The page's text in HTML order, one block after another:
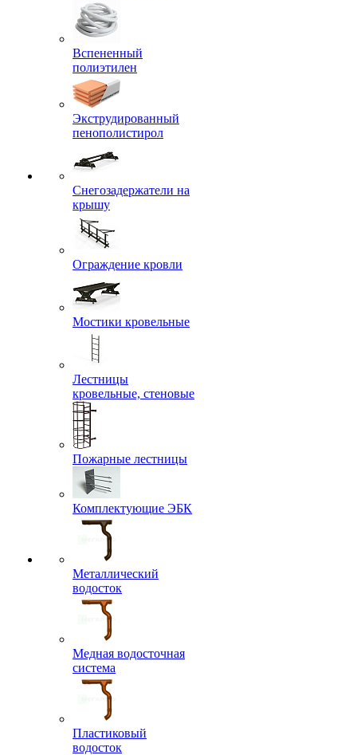
Вспененный
полиэтилен
Экструдированный
пенополистирол
Снегозадержатели на
крышу
Ограждение кровли
Мостики кровельные
Лестницы
кровельные, стеновые
Пожарные лестницы
Комплектующие ЭБК
Металлический
водосток
Медная водосточная
система
Пластиковый
водосток